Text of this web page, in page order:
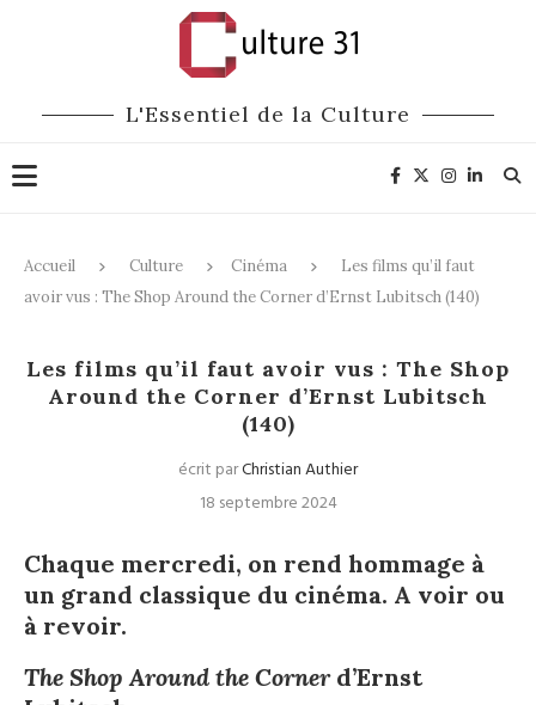
L'Essentiel de la Culture
Accueil Culture Cinéma
Les films qu’il faut
avoir vus : The Shop Around the Corner d’Ernst Lubitsch (140)
Les films qu’il faut avoir vus : The Shop
Around the Corner d’Ernst Lubitsch
(140)
écrit parChristian Authier
18 septembre 2024
Chaque mercredi, on rend hommage à
un grand classique du cinéma. A voir ou
à revoir.
The Shop Around the Corner d’Ernst